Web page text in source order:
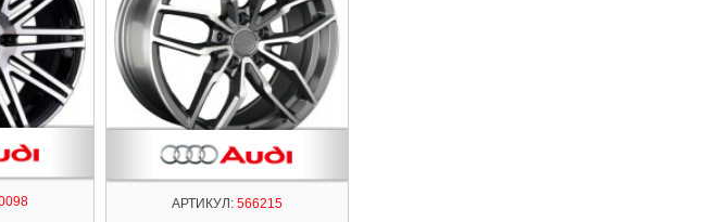
АРТИКУЛ: 566215